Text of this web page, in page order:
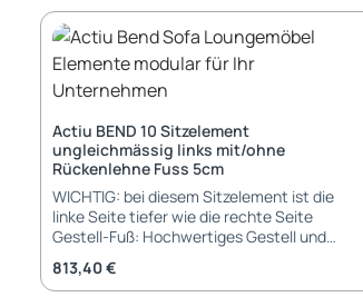
Aluminium Gestell in pulverbeschichtet,
poliert oder verchromt 3 Tischbeine
Designer-Gestell Füße: Gleiter verchromt
mit Anti-Rutsch-Pad Abmessungen:
Tischbreite: 100 cm rund | 130 cm rund
Tischhöhe: 74,5 cm Garantie: 5 Jahre
Garantie Lieferung und Montage:
Besprechungstisch rund wird demontiert
geliefert Aufbau-Service gegen Aufpreis
möglich
Actiu BEND 10 Sitzelement
ungleichmässig links mit/ohne
Rückenlehne Fuss 5cm
WICHTIG: bei diesem Sitzelement ist die
linke Seite tiefer wie die rechte Seite
Gestell-Fuß: Hochwertiges Gestell und
Polsterschaum 5 cm Fuß aus Metall oder
Rollenfuß Polsterung: in vielen Stoffen und
Regulärer Preis:
813,40 €